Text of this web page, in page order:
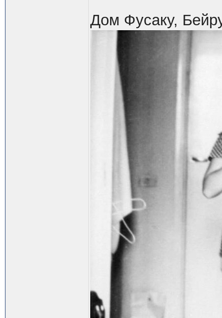
Дом Фусаку,